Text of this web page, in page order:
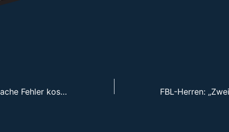
FBL-Herren: „Einfache Fehler kosten den Sieg:“